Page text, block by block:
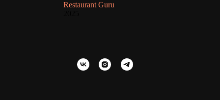
Restaurant Guru